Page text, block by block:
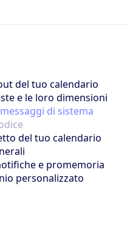
del tuo calendario
e le loro dimensioni
di sistema
del tuo calendario
e promemoria
personalizzato